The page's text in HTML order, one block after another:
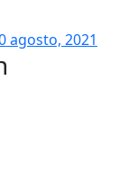
agosto, 2021